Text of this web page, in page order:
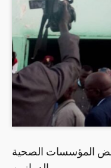
المؤسسات الصحية